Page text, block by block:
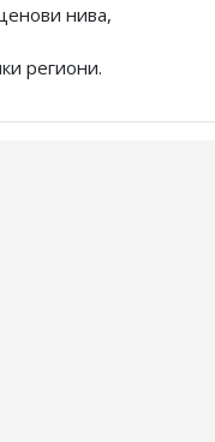
нива,
региони.